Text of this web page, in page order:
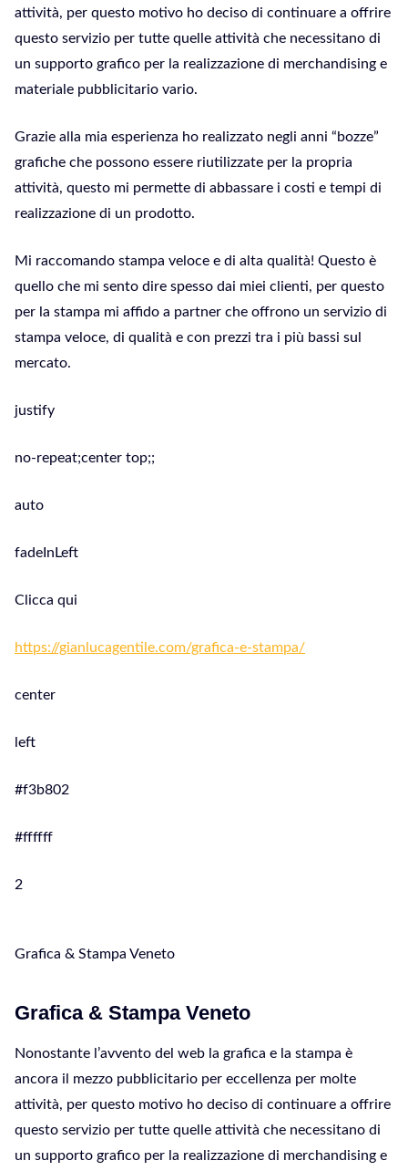
attività, per questo motivo ho deciso di continuare a offrire
questo servizio per tutte quelle attività che necessitano di
un supporto grafico per la realizzazione di merchandising e
materiale pubblicitario vario.
Grazie alla mia esperienza ho realizzato negli anni “bozze”
grafiche che possono essere riutilizzate per la propria
attività, questo mi permette di abbassare i costi e tempi di
realizzazione di un prodotto.
Mi raccomando stampa veloce e di alta qualità! Questo è
quello che mi sento dire spesso dai miei clienti, per questo
per la stampa mi affido a partner che offrono un servizio di
stampa veloce, di qualità e con prezzi tra i più bassi sul
mercato.
justify
no-repeat;center top;;
auto
fadeInLeft
Clicca qui
https://gianlucagentile.com/grafica-e-stampa/
center
left
#f3b802
#ffffff
2
Grafica & Stampa Veneto
Grafica & Stampa Veneto
Nonostante l’avvento del web la grafica e la stampa è
ancora il mezzo pubblicitario per eccellenza per molte
attività, per questo motivo ho deciso di continuare a offrire
questo servizio per tutte quelle attività che necessitano di
un supporto grafico per la realizzazione di merchandising e